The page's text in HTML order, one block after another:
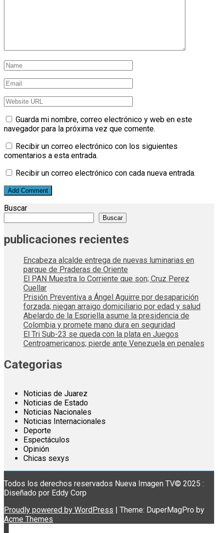
Guarda mi nombre, correo electrónico y web en este
navegador para la próxima vez que comente.
Recibir un correo electrónico con los siguientes
comentarios a esta entrada.
Recibir un correo electrónico con cada nueva entrada.
Buscar
Buscar
publicaciones recientes
Encabeza alcalde entrega de nuevas luminarias en
parque de Praderas de Oriente
El PAN Muestra lo Corriente que son; Cruz Perez
Cuellar
Prisión Preventiva a Ángel Aguirre por desaparición
forzada; niegan arraigo domiciliario por edad y salud
Abelardo de la Espriella asume la presidencia de
Colombia y promete mano dura en seguridad
El Tri Sub-23 se queda con la plata en Juegos
Centroamericanos; pierde ante Venezuela en penales
Categorias
Noticias de Juarez
Noticias de Estado
Noticias Nacionales
Noticias Internacionales
Deporte
Espectáculos
Opinión
Chicas sexys
Todos los derechos reservados Nueva Imagen TV© 2025 :
Diseñado por Eddy Corp
Proudly powered by WordPress
Theme: DuperMagPro by
Acme Themes